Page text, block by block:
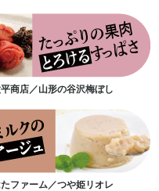
商店／山形の谷沢梅ぼし
ファーム／つや姫リオレ